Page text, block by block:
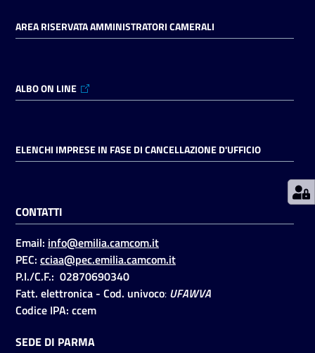
in
digitale
on line
Accedi
Registrati
AREA RISERVATA AMMINISTRATORI CAMERALI
ALBO ON LINE
ELENCHI IMPRESE IN FASE DI CANCELLAZIONE D'UFFICIO
CONTATTI
Email: info@emilia.camcom.it
PEC: cciaa@pec.emilia.camcom.it
P.I./C.F.: 02870690340
Fatt. elettronica - Cod. univoco: UFAWVA
Codice IPA: ccem
SEDE DI PARMA